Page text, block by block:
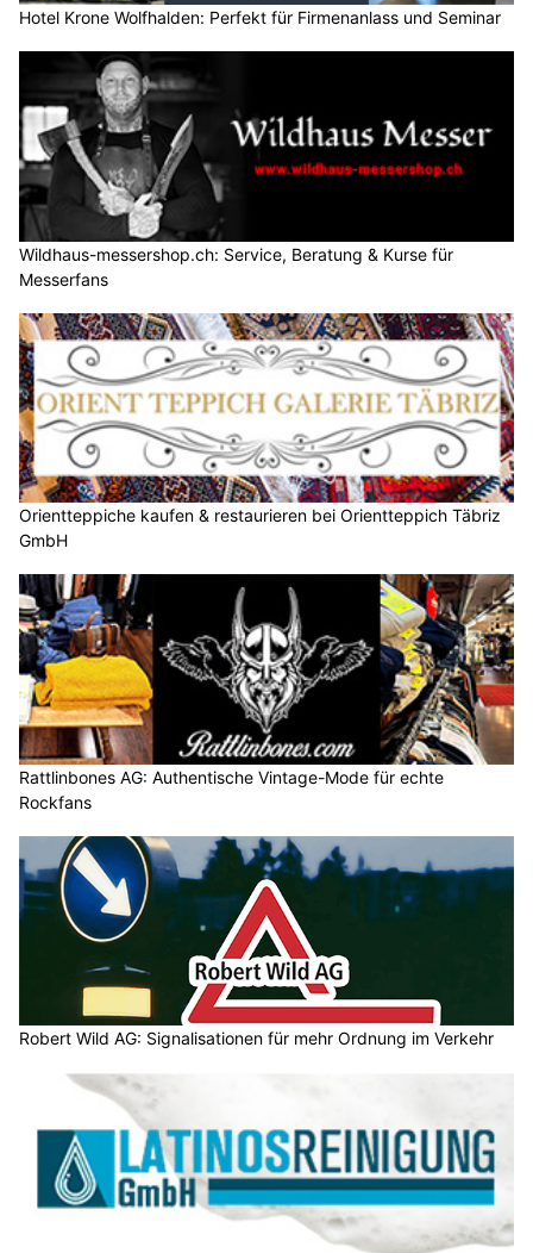
Hotel Krone Wolfhalden: Perfekt für Firmenanlass und Seminar
Wildhaus-messershop.ch: Service, Beratung & Kurse für
Messerfans
Orientteppiche kaufen & restaurieren bei Orientteppich Täbriz
GmbH
Rattlinbones AG: Authentische Vintage-Mode für echte
Rockfans
Robert Wild AG: Signalisationen für mehr Ordnung im Verkehr